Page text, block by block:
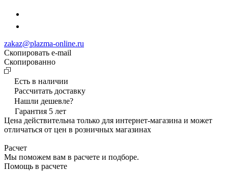
zakaz@plazma-online.ru
Скопировать e-mail
Cкопированно
Есть в наличии
Рассчитать доставку
Нашли дешевле?
Гарантия 5 лет
Цена действительна только для интернет-магазина и может
отличаться от цен в розничных магазинах
Расчет
Мы поможем вам в расчете и подборе.
Помощь в расчете